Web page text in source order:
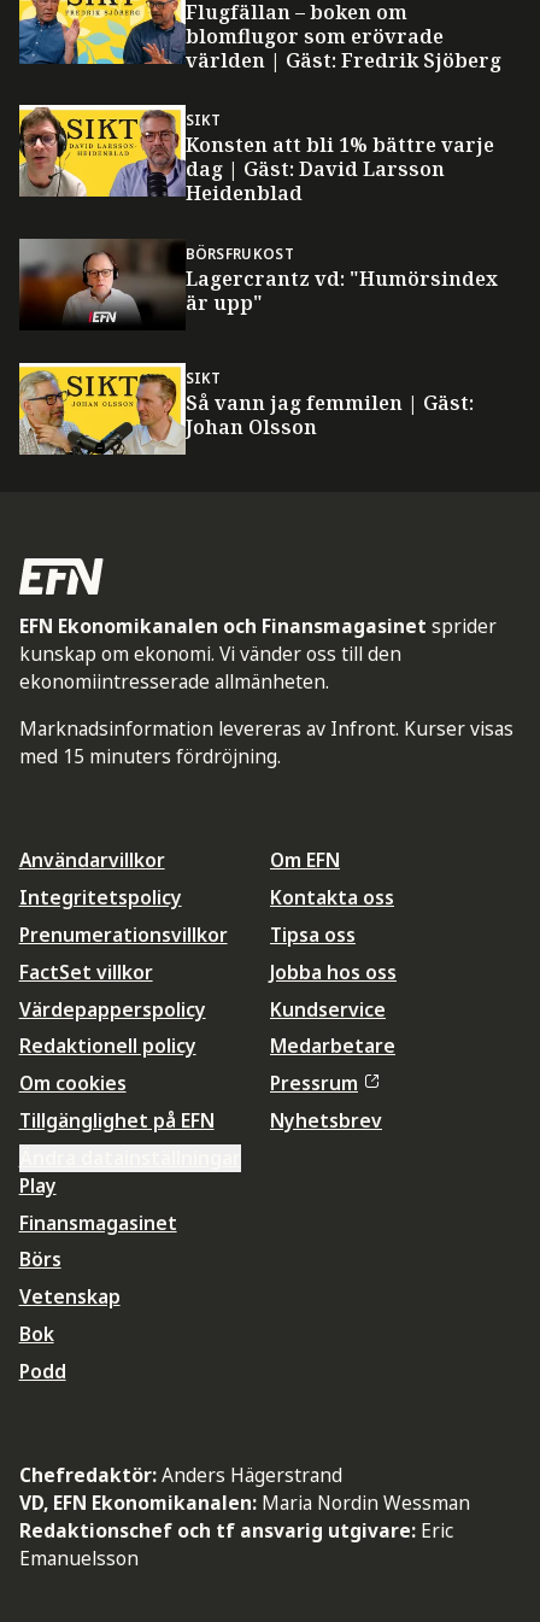
Flugfällan – boken om
blomflugor som erövrade
världen | Gäst: Fredrik Sjöberg
SIKT
Konsten att bli 1% bättre varje
dag | Gäst: David Larsson
Heidenblad
BÖRSFRUKOST
Lagercrantz vd: "Humörsindex
är upp"
SIKT
Så vann jag femmilen | Gäst:
Johan Olsson
EFN Ekonomikanalen och Finansmagasinet sprider
kunskap om ekonomi. Vi vänder oss till den
ekonomiintresserade allmänheten.
Marknadsinformation levereras av Infront. Kurser visas
med 15 minuters fördröjning.
Användarvillkor
Integritetspolicy
Prenumerationsvillkor
FactSet villkor
Värdepapperspolicy
Redaktionell policy
Om cookies
Tillgänglighet på EFN
Om EFN
Kontakta oss
Tipsa oss
Jobba hos oss
Kundservice
Medarbetare
Pressrum
Nyhetsbrev
Play
Finansmagasinet
Börs
Vetenskap
Bok
Podd
Chefredaktör:Anders Hägerstrand
VD, EFN Ekonomikanalen: Maria Nordin Wessman
Redaktionschef och tf ansvarig utgivare: Eric
Emanuelsson